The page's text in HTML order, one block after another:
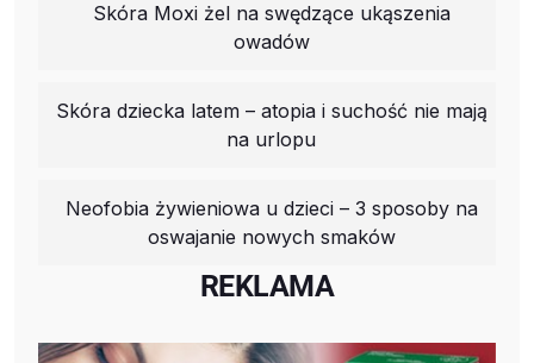
Skóra Moxi żel na swędzące ukąszenia
owadów
Skóra dziecka latem – atopia i suchość nie mają
na urlopu
Neofobia żywieniowa u dzieci – 3 sposoby na
oswajanie nowych smaków
REKLAMA